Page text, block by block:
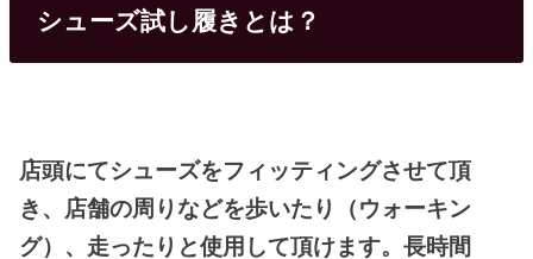
シューズ試し履きとは？
店頭にてシューズをフィッティングさせて頂
き、店舗の周りなどを歩いたり（ウォーキン
グ）、走ったりと使用して頂けます。長時間